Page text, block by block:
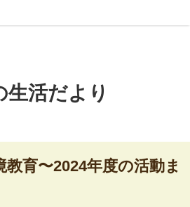
育〜2024年度の活動ま